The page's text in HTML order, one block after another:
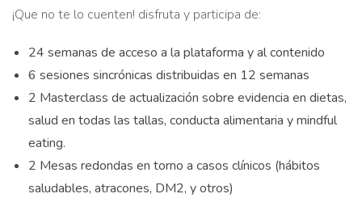
¡Que no te lo cuenten! disfruta y participa de:
24 semanas de acceso a la plataforma y al contenido
6 sesiones sincrónicas distribuidas en 12 semanas
2 Masterclass de actualización sobre evidencia en dietas,
salud en todas las tallas, conducta alimentaria y mindful
eating.
2 Mesas redondas en torno a casos clínicos (hábitos
saludables, atracones, DM2, y otros)